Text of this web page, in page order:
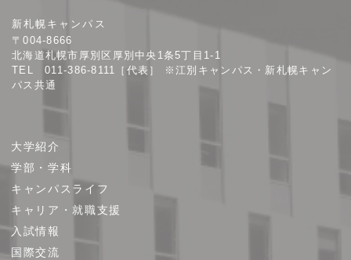
大
学
新札幌キャンパス
〒004-8666
北海道札幌市厚別区厚別中央1条5丁目1-1
TEL 011-386-8111［代表］ ※江別キャンパス・新札幌キャン
パス共通
ト
プ
大学紹介
学部・学科
キャンパスライフ
キャリア・就職支援
入試情報
国際交流